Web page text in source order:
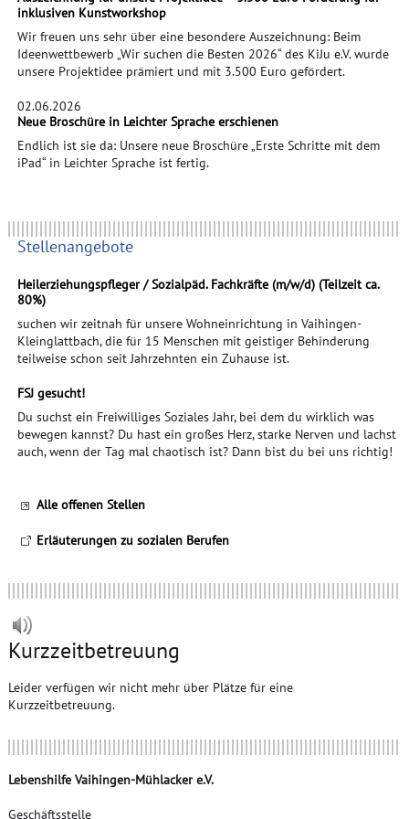
inklusiven Kunstworkshop
Wir freuen uns sehr über eine besondere Auszeichnung: Beim
Ideenwettbewerb „Wir suchen die Besten 2026“ des KiJu e.V. wurde
unsere Projektidee prämiert und mit 3.500 Euro gefördert.
02.06.2026
Neue Broschüre in Leichter Sprache erschienen
Endlich ist sie da: Unsere neue Broschüre „Erste Schritte mit dem
iPad“ in Leichter Sprache ist fertig.
Stellenangebote
Heilerziehungspfleger / Sozialpäd. Fachkräfte (m/w/d) (Teilzeit ca.
80%)
suchen wir zeitnah für unsere Wohneinrichtung in Vaihingen-
Kleinglattbach, die für 15 Menschen mit geistiger Behinderung
teilweise schon seit Jahrzehnten ein Zuhause ist.
FSJ gesucht!
Du suchst ein Freiwilliges Soziales Jahr, bei dem du wirklich was
bewegen kannst? Du hast ein großes Herz, starke Nerven und lachst
auch, wenn der Tag mal chaotisch ist? Dann bist du bei uns richtig!
Alle offenen Stellen
Erläuterungen zu sozialen Berufen
Kurzzeitbetreuung
Leider verfügen wir nicht mehr über Plätze für eine
Kurzzeitbetreuung.
Lebenshilfe Vaihingen-Mühlacker e.V.
Geschäftsstelle